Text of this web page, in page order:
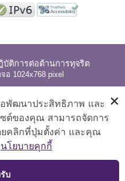
ติการต่อต้านการทุจริต
อ 1024x768 pixel
บบ่อย นโยบายเว็บไซต์
|
ความรับผิด
TOP
อพัฒนาประสิทธิภาพ และ
ต์ของคุณ สามารถจัดการ
คลิกที่ปุ่มตั้งค่า และคุณ
นโยบายคุกกี้
บ